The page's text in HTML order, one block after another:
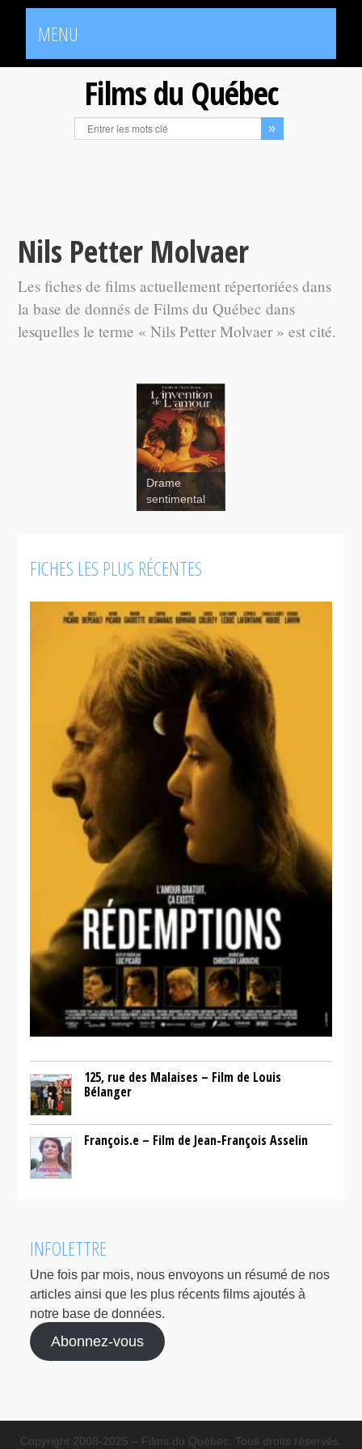
MENU
Films du Québec
Nils Petter Molvaer
Les fiches de films actuellement répertoriées dans
la base de donnés de Films du Québec dans
lesquelles le terme « Nils Petter Molvaer » est cité.
de l'amour
Drame
sentimental
FICHES LES PLUS RÉCENTES
125, rue des Malaises – Film de Louis
Bélanger
François.e – Film de Jean-François Asselin
INFOLETTRE
Une fois par mois, nous envoyons un résumé de nos
articles ainsi que les plus récents films ajoutés à
notre base de données.
Abonnez-vous
Copyright 2008-2025 – Films du Québec. Tous droits réservés.